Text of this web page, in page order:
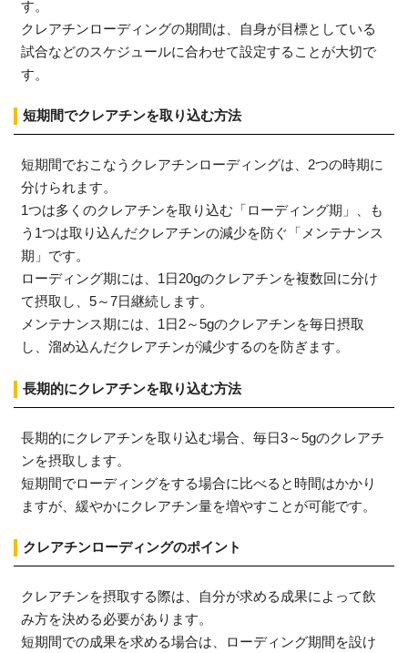
す。
クレアチンローディングの期間は、自身が目標としている
試合などのスケジュールに合わせて設定することが大切で
す。
短期間でクレアチンを取り込む方法
短期間でおこなうクレアチンローディングは、2つの時期に
分けられます。
1つは多くのクレアチンを取り込む「ローディング期」、も
う1つは取り込んだクレアチンの減少を防ぐ「メンテナンス
期」です。
ローディング期には、1日20gのクレアチンを複数回に分け
て摂取し、5～7日継続します。
メンテナンス期には、1日2～5gのクレアチンを毎日摂取
し、溜め込んだクレアチンが減少するのを防ぎます。
長期的にクレアチンを取り込む方法
長期的にクレアチンを取り込む場合、毎日3～5gのクレアチ
ンを摂取します。
短期間でローディングをする場合に比べると時間はかかり
ますが、緩やかにクレアチン量を増やすことが可能です。
クレアチンローディングのポイント
クレアチンを摂取する際は、自分が求める成果によって飲
み方を決める必要があります。
短期間での成果を求める場合は、ローディング期間を設け